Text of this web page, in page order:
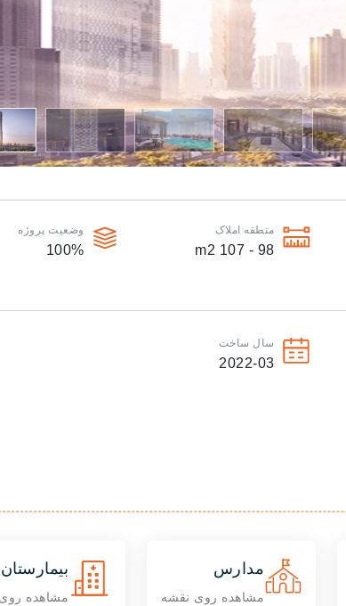
منطقه املاک
98 - 107
وضعیت پروژه
100%
سال ساخت
2022-03
مشاهده روی
مدارس
مشاهده روی نقشه